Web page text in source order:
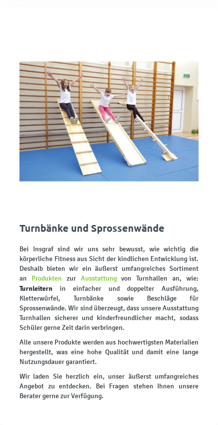
Turnbänke und Sprossenwände
Bei Insgraf sind wir uns sehr bewusst, wie wichtig die
körperliche Fitness aus Sicht der kindlichen Entwicklung ist.
Deshalb bieten wir ein äußerst umfangreiches Sortiment
an Produkten zur Ausstattungvon Turnhallen an, wie:
Turnleitern in einfacher und doppelter Ausführung,
Kletterwürfel, Turnbänke sowie Beschläge für
Sprossenwände. Wir sind überzeugt, dass unsere Ausstattung
Turnhallen sicherer und kinderfreundlicher macht, sodass
Schüler gerne Zeit darin verbringen.
Alle unsere Produkte werden aus hochwertigsten Materialien
hergestellt, was eine hohe Qualität und damit eine lange
Nutzungsdauer garantiert.
Wir laden Sie herzlich ein, unser äußerst umfangreiches
Angebot zu entdecken. Bei Fragen stehen Ihnen unsere
Berater gerne zur Verfügung.